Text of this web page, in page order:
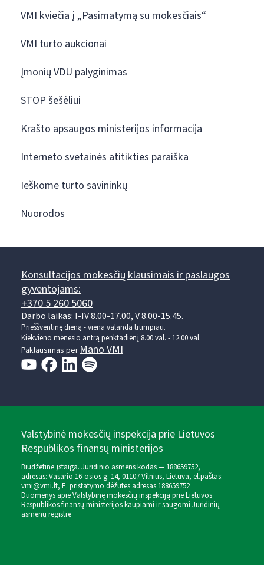
VMI kviečia į „Pasimatymą su mokesčiais“
VMI turto aukcionai
Įmonių VDU palyginimas
STOP šešėliui
Krašto apsaugos ministerijos informacija
Interneto svetainės atitikties paraiška
Ieškome turto savininkų
Nuorodos
Konsultacijos mokesčių klausimais ir paslaugos
gyventojams:
+370 5 260 5060
Darbo laikas: I-IV 8.00-17.00, V 8.00-15.45.
Prieššventinę dieną - viena valanda trumpiau.
Kiekvieno mėnesio antrą penktadienį 8.00 val. - 12.00 val.
Paklausimas perMano VMI
Valstybinė mokesčių inspekcija prie Lietuvos
Respublikos finansų ministerijos
Biudžetinė įstaiga. Juridinio asmens kodas — 188659752,
adresas: Vasario 16-osios g. 14, 01107 Vilnius, Lietuva, el.paštas:
vmi@vmi.lt, E. pristatymo dėžutės adresas 188659752
Duomenys apie Valstybinę mokesčių inspekciją prie Lietuvos
Respublikos finansų ministerijos kaupiami ir saugomi Juridinių
asmenų registre